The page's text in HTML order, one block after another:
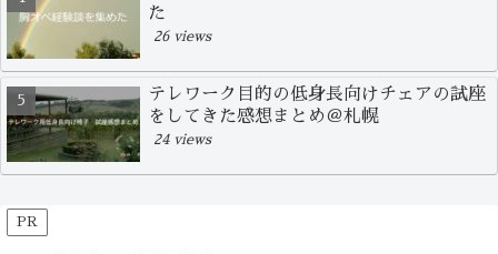
た
26 views
テレワーク目的の低身長向けチェアの試座
をしてきた感想まとめ＠札幌
24 views
PR